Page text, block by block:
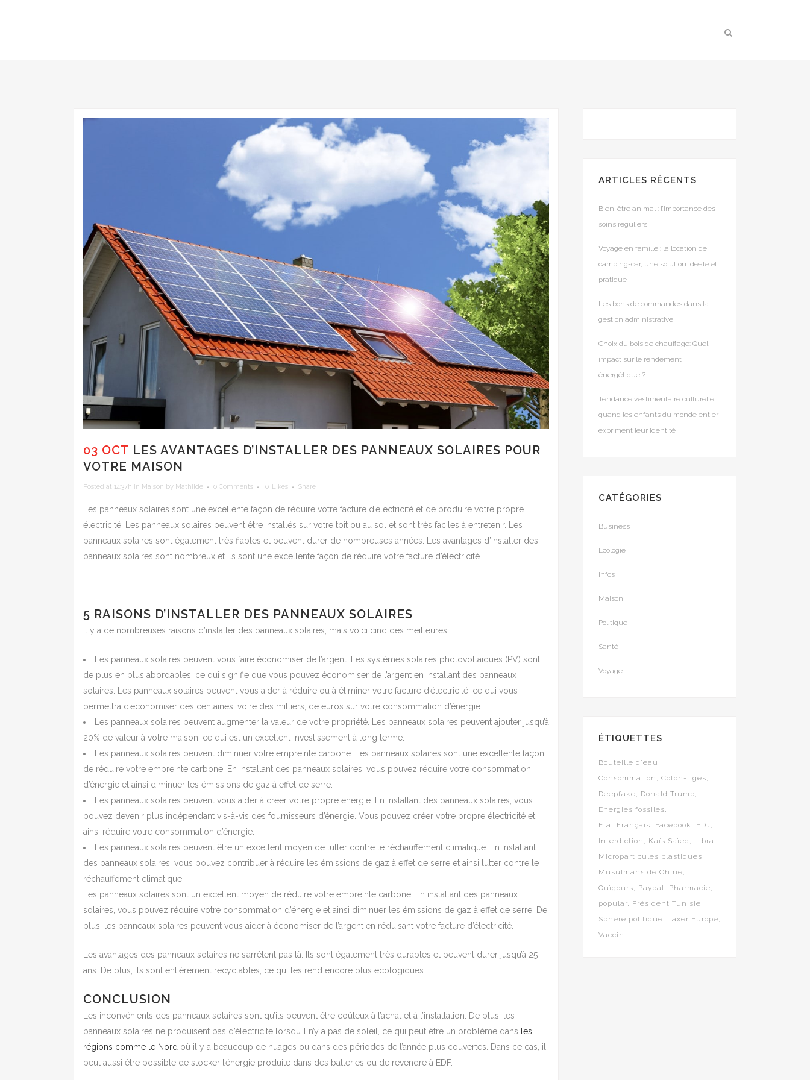
03 OCT LES AVANTAGES D’INSTALLER DES PANNEAUX SOLAIRES POUR
VOTRE MAISON
Posted at 14:37h in Maison by Mathilde 0 Comments 0 Likes Share
Les panneaux solaires sont une excellente façon de réduire votre facture d’électricité et de produire votre propre
électricité. Les panneaux solaires peuvent être installés sur votre toit ou au sol et sont très faciles à entretenir. Les
panneaux solaires sont également très fiables et peuvent durer de nombreuses années. Les avantages d’installer des
panneaux solaires sont nombreux et ils sont une excellente façon de réduire votre facture d’électricité.
5 RAISONS D’INSTALLER DES PANNEAUX SOLAIRES
Il y a de nombreuses raisons d’installer des panneaux solaires, mais voici cinq des meilleures:
Les panneaux solaires peuvent vous faire économiser de l’argent. Les systèmes solaires photovoltaïques (PV) sont
de plus en plus abordables, ce qui signifie que vous pouvez économiser de l’argent en installant des panneaux
solaires. Les panneaux solaires peuvent vous aider à réduire ou à éliminer votre facture d’électricité, ce qui vous
permettra d’économiser des centaines, voire des milliers, de euros sur votre consommation d’énergie.
Les panneaux solaires peuvent augmenter la valeur de votre propriété. Les panneaux solaires peuvent ajouter jusqu’à
20% de valeur à votre maison, ce qui est un excellent investissement à long terme.
Les panneaux solaires peuvent diminuer votre empreinte carbone. Les panneaux solaires sont une excellente façon
de réduire votre empreinte carbone. En installant des panneaux solaires, vous pouvez réduire votre consommation
d’énergie et ainsi diminuer les émissions de gaz à effet de serre.
Les panneaux solaires peuvent vous aider à créer votre propre énergie. En installant des panneaux solaires, vous
pouvez devenir plus indépendant vis-à-vis des fournisseurs d’énergie. Vous pouvez créer votre propre électricité et
ainsi réduire votre consommation d’énergie.
Les panneaux solaires peuvent être un excellent moyen de lutter contre le réchauffement climatique. En installant
des panneaux solaires, vous pouvez contribuer à réduire les émissions de gaz à effet de serre et ainsi lutter contre le
réchauffement climatique.
Les panneaux solaires sont un excellent moyen de réduire votre empreinte carbone. En installant des panneaux
solaires, vous pouvez réduire votre consommation d’énergie et ainsi diminuer les émissions de gaz à effet de serre. De
plus, les panneaux solaires peuvent vous aider à économiser de l’argent en réduisant votre facture d’électricité.
Les avantages des panneaux solaires ne s’arrêtent pas là. Ils sont également très durables et peuvent durer jusqu’à 25
ans. De plus, ils sont entièrement recyclables, ce qui les rend encore plus écologiques.
CONCLUSION
Les inconvénients des panneaux solaires sont qu’ils peuvent être coûteux à l’achat et à l’installation. De plus, les
panneaux solaires ne produisent pas d’électricité lorsqu’il n’y a pas de soleil, ce qui peut être un problème dans les
régions comme le Nord où il y a beaucoup de nuages ou dans des périodes de l’année plus couvertes. Dans ce cas, il
peut aussi être possible de stocker l’énergie produite dans des batteries ou de revendre à EDF.
ARTICLES RÉCENTS
Bien-être animal : l’importance des
soins réguliers
Voyage en famille : la location de
camping-car, une solution idéale et
pratique
Les bons de commandes dans la
gestion administrative
Choix du bois de chauffage: Quel
impact sur le rendement
énergétique ?
Tendance vestimentaire culturelle :
quand les enfants du monde entier
expriment leur identité
CATÉGORIES
Business
Ecologie
Infos
Maison
Politique
Santé
Voyage
ÉTIQUETTES
Bouteille d'eau
Consommation
Coton-tiges
Deepfake
Donald Trump
Energies fossiles
Etat Français
Facebook
FDJ
Interdiction
Kaïs Saïed
Libra
Microparticules plastiques
Musulmans de Chine
Ouïgours
Paypal
Pharmacie
popular
Président Tunisie
Sphère politique
Taxer Europe
Vaccin